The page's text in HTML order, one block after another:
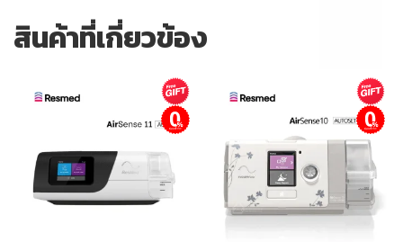
สินค้าที่เกี่ยวข้อง
ผ่อนชำระ ผ่อนชำระ